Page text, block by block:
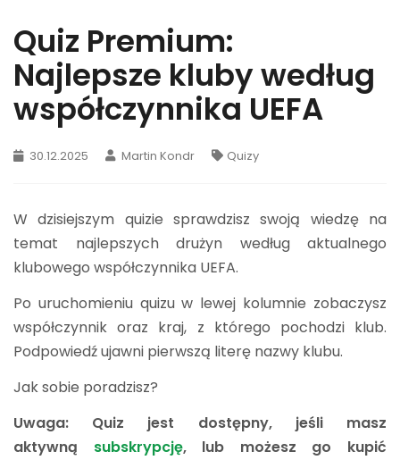
Quiz Premium:
Najlepsze kluby według
współczynnika UEFA
30.12.2025 Martin Kondr Quizy
W dzisiejszym quizie sprawdzisz swoją wiedzę na
temat najlepszych drużyn według aktualnego
klubowego współczynnika UEFA.
Po uruchomieniu quizu w lewej kolumnie zobaczysz
współczynnik oraz kraj, z którego pochodzi klub.
Podpowiedź ujawni pierwszą literę nazwy klubu.
Jak sobie poradzisz?
Uwaga: Quiz jest dostępny, jeśli masz
aktywną subskrypcję, lub możesz go kupić